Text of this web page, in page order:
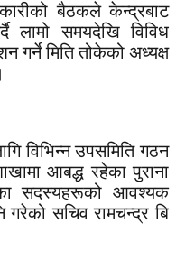
बैठकले केन्द्रबाट
लामो समयदेखि विविध
मिति तोकेको अध्यक्ष
विभिन्न उपसमिति गठन
आबद्ध रहेका पुराना
सदस्यहरूको आवश्यक
गरेको सचिव रामचन्द्र बि